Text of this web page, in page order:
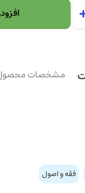
مشخصات
فقه و اصول